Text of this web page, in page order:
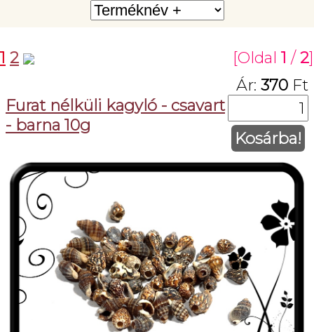
1 2 [Oldal 1 /2]
Furat nélküli kagyló - csavart
- barna 10g
Ár: 370 Ft
Kosárba!